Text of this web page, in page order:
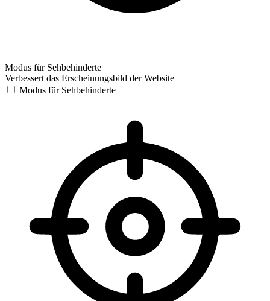
Modus für Sehbehinderte
Verbessert das Erscheinungsbild der Website
Modus für Sehbehinderte